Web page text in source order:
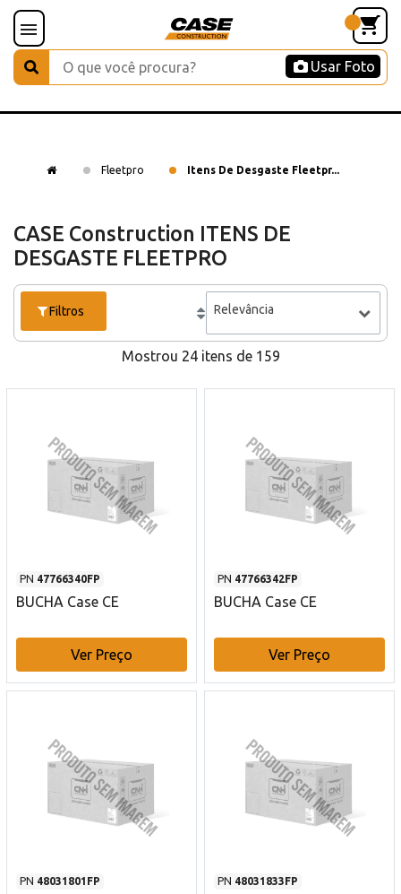
Usar Foto
Fleetpro Itens De Desgaste Fleetpr...
CASE Construction ITENS DE
DESGASTE FLEETPRO
Filtros Relevância
Mostrou 24 itens de 159
PN 47766340FP
BUCHA Case CE
Ver Preço
PN 47766342FP
BUCHA Case CE
Ver Preço
PN 48031801FP PN 48031833FP